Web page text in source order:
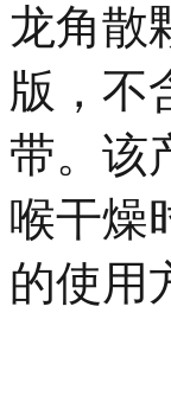
龙角散
版，不
带。该
喉干燥
的使用